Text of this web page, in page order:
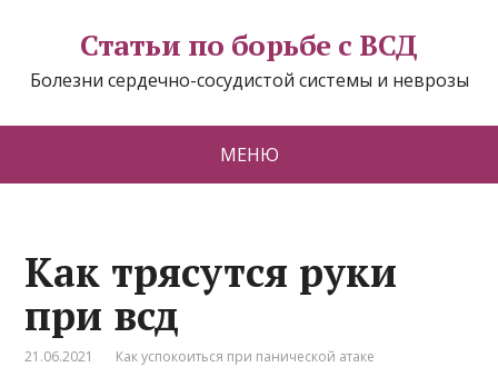
Статьи по борьбе с ВСД
Болезни сердечно-сосудистой системы и неврозы
МЕНЮ
Как трясутся руки
при всд
21.06.2021 Как успокоиться при панической атаке